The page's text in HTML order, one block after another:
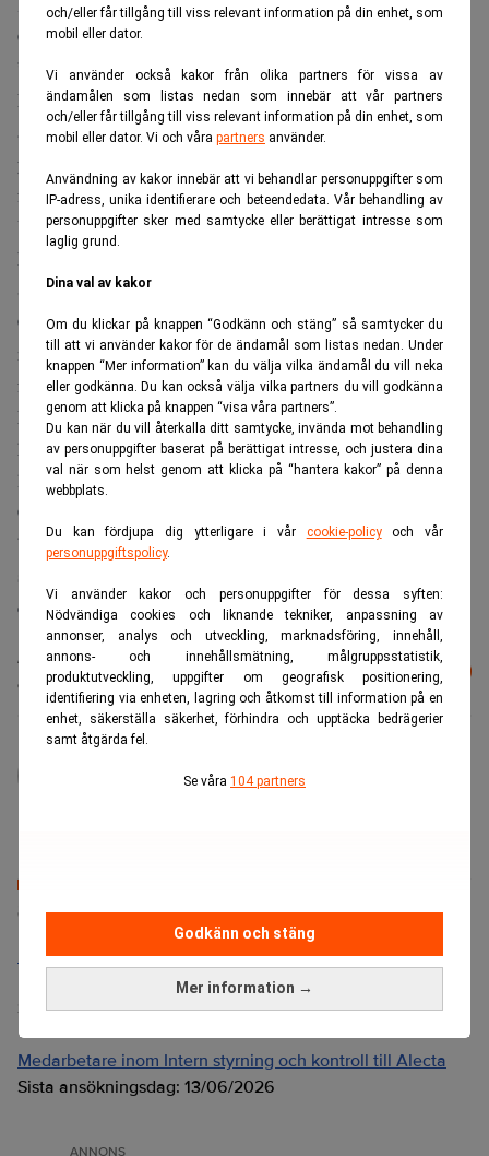
och/eller får tillgång till viss relevant information på din enhet, som
mobil eller dator.
Vi använder också kakor från olika partners för vissa av
ändamålen som listas nedan som innebär att vår partners
och/eller får tillgång till viss relevant information på din enhet, som
mobil eller dator. Vi och våra partners använder.
Användning av kakor innebär att vi behandlar personuppgifter som
IP-adress, unika identifierare och beteendedata. Vår behandling av
personuppgifter sker med samtycke eller berättigat intresse som
laglig grund.
Dina val av kakor
Om du klickar på knappen “Godkänn och stäng” så samtycker du
till att vi använder kakor för de ändamål som listas nedan. Under
knappen “Mer information” kan du välja vilka ändamål du vill neka
eller godkänna. Du kan också välja vilka partners du vill godkänna
genom att klicka på knappen “visa våra partners”.
Du kan när du vill återkalla ditt samtycke, invända mot behandling
av personuppgifter baserat på berättigat intresse, och justera dina
val när som helst genom att klicka på “hantera kakor” på denna
webbplats.
Du kan fördjupa dig ytterligare i vår cookie-policyoch vår
personuppgiftspolicy.
Vi använder kakor och personuppgifter för dessa syften:
Nödvändiga cookies och liknande tekniker, anpassning av
annonser, analys och utveckling, marknadsföring, innehåll,
annons- och innehållsmätning, målgruppsstatistik,
produktutveckling, uppgifter om geografisk positionering,
identifiering via enheten, lagring och åtkomst till information på en
enhet, säkerställa säkerhet, förhindra och upptäcka bedrägerier
samt åtgärda fel.
Se våra 104 partners
Mer information →
Godkänn och stäng
Chodorkovskijs bank Menatep och därför röjts ur vägen.
”De åtalades skuld har fullständigt bevisad” löd domen.
Pichugin var redan fälld för ett tidigare mord och
avtjänade redan ett fängelsestraff på 20 år. Åklagarna
yrkade nu på livstid, men domstolen nöjde sig med att
förlänga hans tidigare straff till 24 år.
Yukos var en gång Rysslands största oljebolag, men
kämpar nu för sin överlevnad.
Skattekraven mot Yukos och fängslandet av Michail
Chodorkovskij, Yukos förre vd, ses som politiskt
motiverade. Chodorkovskij avtjänar nu ett åtta år långt
fängelsestraff i ett fängelse vid den kinesiska gränsen.
Många bedömare anser att Chodorkovskij mycket väl kan
ha gjort sig skyldig till anklagelserna, men att det ändå
ligger politiska orsaker bakom processen. De metoder som
Chodorkovskij och Yukos anklagas för har nämligen
bedrivits av de flesta av Rysslands oligarker som tjänade
endast Chodorkovskij som än så länge straffas för det.
Läs mer från Realtid - vårt nyhetsbrev
är kostnadsfritt:
Prenumerera
Senaste lediga jobben
Bolagsjurist till Eltel AB
Bromma, Stockholm
Sista ansökningsdag:21/08/2026
Medarbetare inom Intern styrning och kontroll till Alecta
Sista ansökningsdag: 13/06/2026
ANNONS